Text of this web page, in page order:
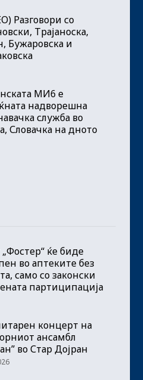
Разговори со
Трајаноска,
Бужаровска и
МИ6 е
надворешна
служба во
Словачка на дното
ќе биде
во аптеките без
само со законски
партиципација
концерт на
ансамбл
во Стар Дојран